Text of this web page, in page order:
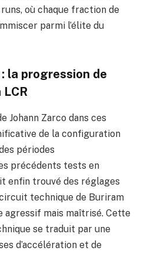
où chaque fraction de
parmi l’élite du
la progression de
Johann Zarco dans ces
de la configuration
périodes
précédents tests en
enfin trouvé des réglages
technique de Buriram
agressif mais maîtrisé. Cette
se traduit par une
d’accélération et de